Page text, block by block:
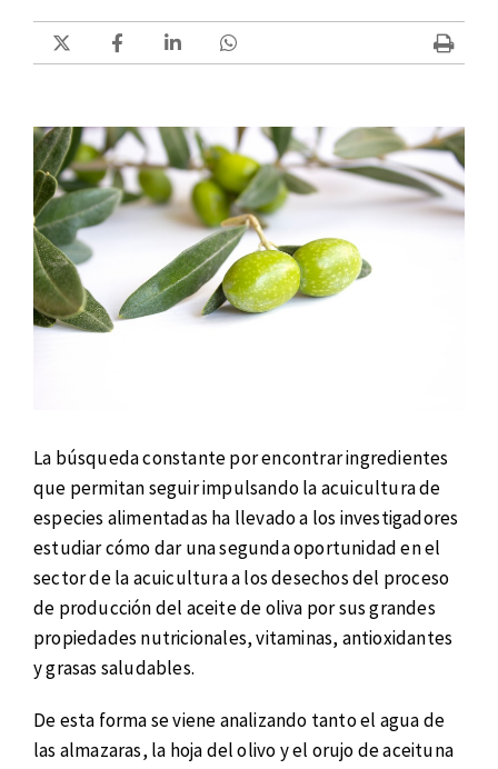
La búsqueda constante por encontrar ingredientes
que permitan seguir impulsando la acuicultura de
especies alimentadas ha llevado a los investigadores
estudiar cómo dar una segunda oportunidad en el
sector de la acuicultura a los desechos del proceso
de producción del aceite de oliva por sus grandes
propiedades nutricionales, vitaminas, antioxidantes
y grasas saludables.
De esta forma se viene analizando tanto el agua de
las almazaras, la hoja del olivo y el orujo de aceituna